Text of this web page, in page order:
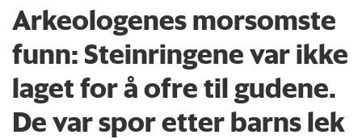
Arkeologenes morsomste
funn: Steinringene var ikke
laget for å ofre til gudene.
De var spor etter barns lek